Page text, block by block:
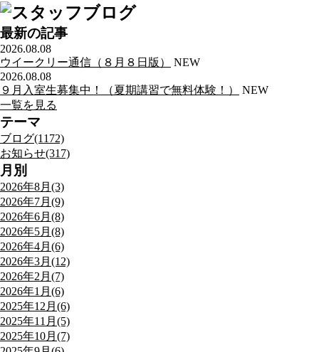
最新の記事
2026.08.08
ウイークリー通信（８月８日版）
NEW
2026.08.08
９月入室生募集中！（夏期講習で無料体験！）
NEW
一覧を見る
テーマ
ブログ(1172)
お知らせ(317)
月別
2026年8月(3)
2026年7月(9)
2026年6月(8)
2026年5月(8)
2026年4月(6)
2026年3月(12)
2026年2月(7)
2026年1月(6)
2025年12月(6)
2025年11月(5)
2025年10月(7)